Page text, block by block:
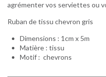
agrémenter vos serviettes ou
Ruban de tissu chevron gris
Dimensions : 1cm x 5m
Matière : tissu
Motif : chevrons